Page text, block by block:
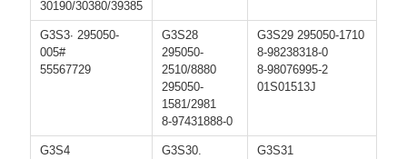
30190/30380/39385
G3S3∙ 295050-
005#
55567729
G3S28
295050-
2510/8880
295050-
1581/2981
8-97431888-0
G3S29 295050-1710
8-98238318-0
8-98076995-2
01S01513J
G3S4
G3S30.
G3S31